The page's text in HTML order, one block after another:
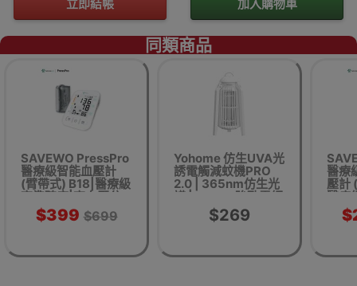
立即結帳 加入購物車
同類商品
SAVEWO PressPro
醫療級智能血壓計
(臂帶式) B18|醫療級
高準確度|高血壓分
級提示|雙供電方式|
香港行貨
$399 $699
Yohome 仿生UVA光
誘電觸減蚊機PRO
2.0 | 365nm仿生光
譜 | 2000V強勁電網
| 光感自動啟停 | 台
式/落地/懸掛三形態
$269
醫療
壓計
醫療
血
式